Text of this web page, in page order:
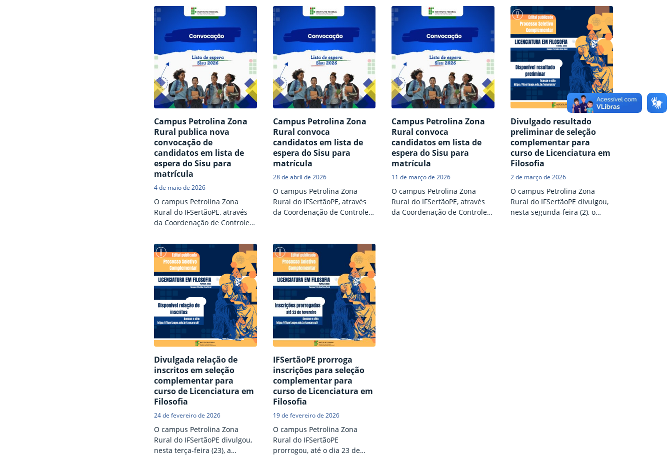
Processo Seletivo Simplificado
destinado ao preenchimento
de vagas remanescentes no
curso superior de Tecnologia
em Viticultura e Enologia, com
ingresso no semestre letivo
2026.2. Clique aqui para
conferir o resultado
preliminar. Os interessados
podem interpor recurso, no
prazo de 24 horas da
publicação, através do…
preenchimento de vagas do
curso Subsequente em
Agricultura, referente ao
Edital nº 23/2026. Clique aqui
para conferir o resultado
parcial. Os candidatos
interessados podem interpor
recurso, neste sábado (1º de
agosto), através do e-mail
czr.processoseletivo@ifsertao-
pe.edu.br. A previsão é que o
resultado dos…
de vagas remanescentes no
curso superior de Tecnologia
em Viticultura e Enologia
ofertado pelo campus
Petrolina Zona Rural do
IFSertãoPE, com ingresso no
semestre letivo 2026.2.
Conforme o Edital nº 24/2026,
a seleção utilizará o resultado
obtido em qualquer edição do
Exame…
complementar para
preenchimento de vagas do
curso Subsequente em
Agricultura, com ingresso no
segundo semestre de 2026. As
inscrições são gratuitas e
devem ser realizadas entre os
dias 23 e 30 de julho, através
de preenchimento de
formulário eletrônico (clique
aqui). Para preenchimento…
Campus Petrolina Zona
Rural publica nova
convocação de
candidatos em lista de
espera do Sisu para
matrícula
4 de maio de 2026
O campus Petrolina Zona
Rural do IFSertãoPE, através
da Coordenação de Controle
segunda-feira (4), a terceira
convocação de candidatos em
lista de espera do Sisu 2026
para efetivação de matrícula
no curso de Agronomia.
Clique aqui para conferir a
convocação. Os candidatos
convocados deverão efetivar a
matrícula apresentando-se no
prazo de dez dias corridos, a
contar do início…
Campus Petrolina Zona
Rural convoca
candidatos em lista de
espera do Sisu para
matrícula
28 de abril de 2026
O campus Petrolina Zona
Rural do IFSertãoPE, através
da Coordenação de Controle
candidatos em lista de espera
do Sisu 2026 para efetivação
de matrícula. Clique aqui para
conferir a convocação. Os
candidatos convocados
deverão proceder com a
efetivação da matrícula
apresentando-se no prazo de
dez dias corridos, a contar do
início do segundo…
Campus Petrolina Zona
Rural convoca
candidatos em lista de
espera do Sisu para
matrícula
11 de março de 2026
O campus Petrolina Zona
Rural do IFSertãoPE, através
da Coordenação de Controle
Divulgado resultado
preliminar de seleção
complementar para
curso de Licenciatura em
Filosofia
2 de março de 2026
O campus Petrolina Zona
Rural do IFSertãoPE divulgou,
nesta segunda-feira (2), o
Divulgada relação de
inscritos em seleção
complementar para
curso de Licenciatura em
Filosofia
24 de fevereiro de 2026
O campus Petrolina Zona
Rural do IFSertãoPE divulgou,
nesta terça-feira (23), a
IFSertãoPE prorroga
inscrições para seleção
complementar para
curso de Licenciatura em
Filosofia
19 de fevereiro de 2026
O campus Petrolina Zona
Rural do IFSertãoPE
prorrogou, até o dia 23 de